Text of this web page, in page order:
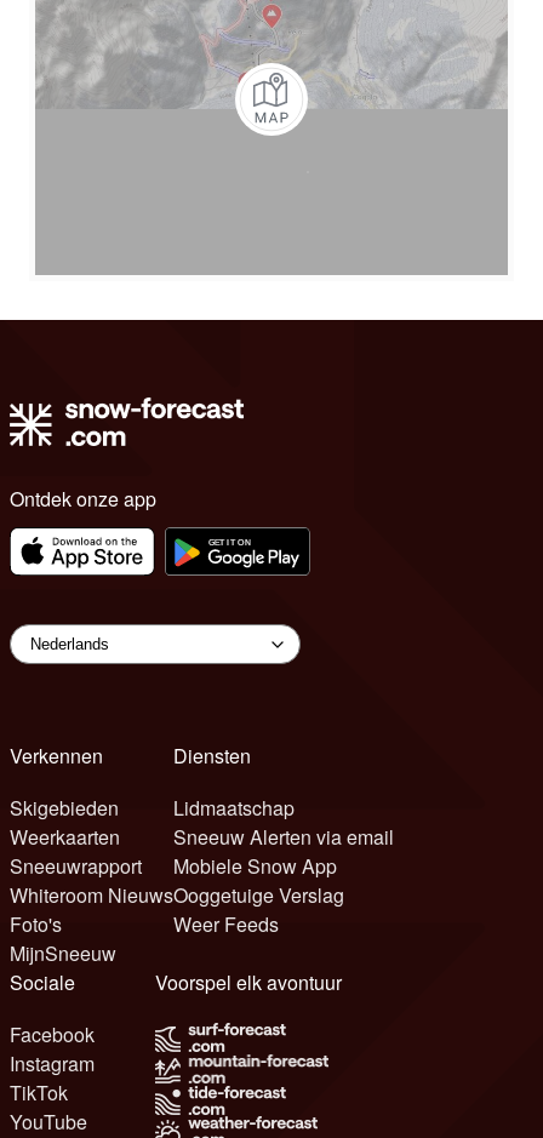
Ontdek onze app
Verkennen
Skigebieden
Weerkaarten
Sneeuwrapport
Whiteroom Nieuws
Foto's
MijnSneeuw
Diensten
Lidmaatschap
Sneeuw Alerten via email
Mobiele Snow App
Ooggetuige Verslag
Weer Feeds
Sociale
Facebook
Instagram
TikTok
YouTube
Voorspel elk avontuur